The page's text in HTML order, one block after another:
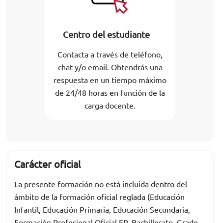
Centro del estudiante
Contacta a través de teléfono,
chat y/o email. Obtendrás una
respuesta en un tiempo máximo
de 24/48 horas en función de la
carga docente.
Carácter oficial
La presente formación no está incluida dentro del
ámbito de la formación oficial reglada (Educación
Infantil, Educación Primaria, Educación Secundaria,